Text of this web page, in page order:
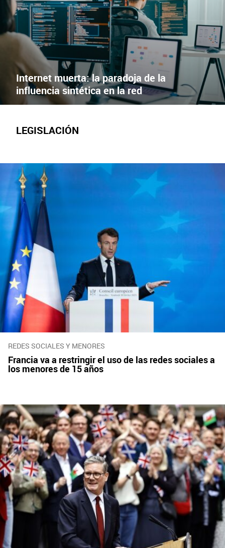
X Facebook
Internet muerta: la paradoja de la
influencia sintética en la red
LEGISLACIÓN
REDES SOCIALES Y MENORES
Francia va a restringir el uso de las redes sociales a
los menores de 15 años